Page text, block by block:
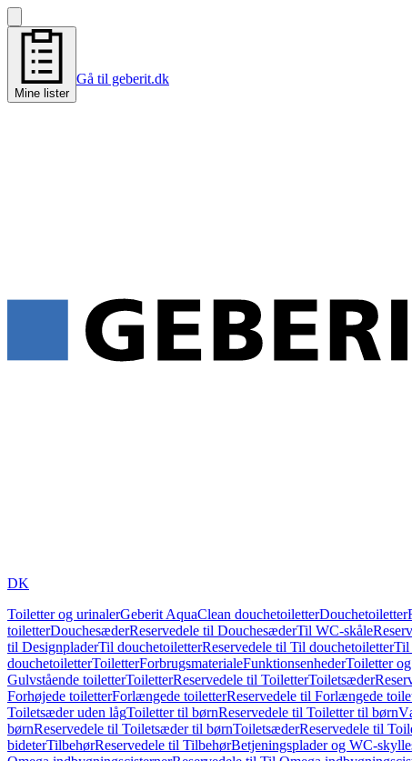
Mine lister
Gå til geberit.dk
DK
Toiletter og urinalerGeberit AquaClean douchetoiletterDouchetoiletter
toiletterDouchesæderReservedele til DouchesæderTil WC-skåle
til DesignpladerTil douchetoiletterReservedele til Til douchetoiletterTil
douchetoiletterToiletterForbrugsmaterialeFunktionsenhederToiletter
Gulvstående toiletterToiletterReservedele til ToiletterToiletsæder
Forhøjede toiletterForlængede toiletterReservedele til Forlængede
Toiletsæder uden lågToiletter til børnReservedele til Toiletter til børn
børnReservedele til Toiletsæder til børnToiletsæderReservedele til
bideterTilbehørReservedele til TilbehørBetjeningsplader og WC-